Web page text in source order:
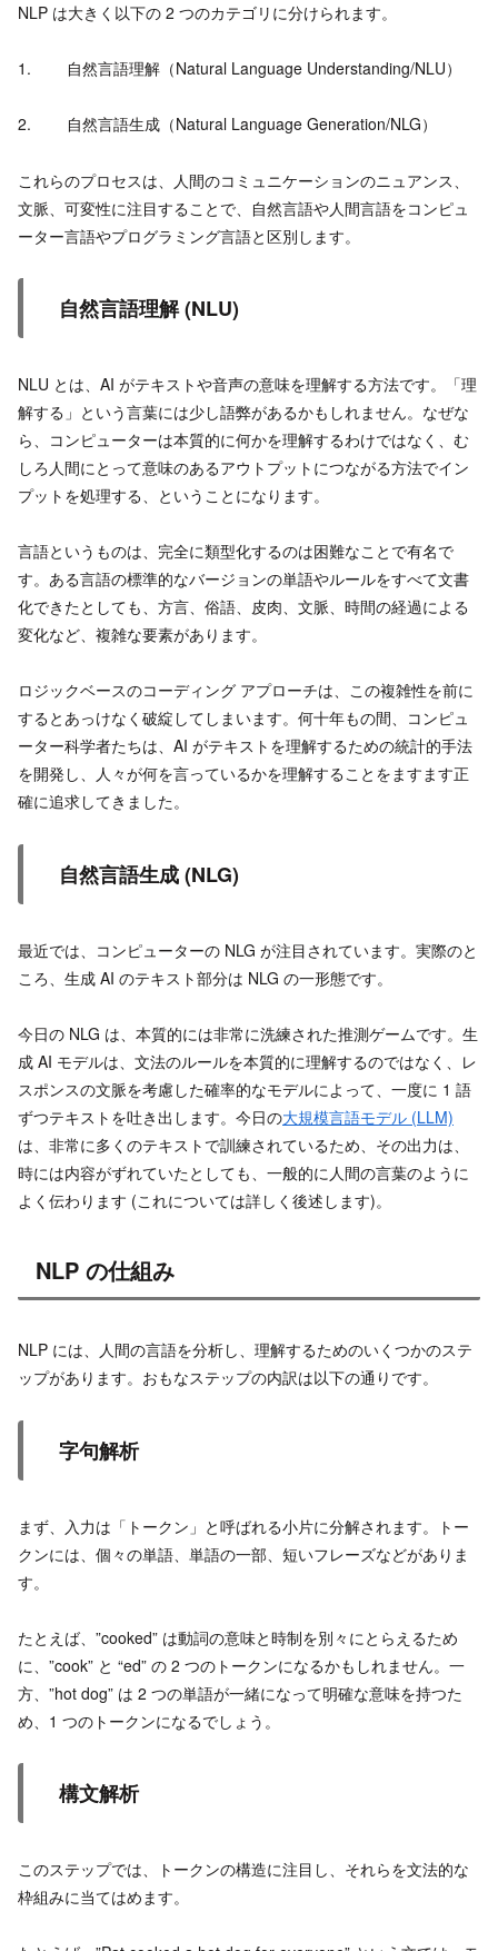
NLP は大きく以下の 2 つのカテゴリに分けられます。
1. 自然言語理解（Natural Language Understanding/NLU）
2. 自然言語生成（Natural Language Generation/NLG）
これらのプロセスは、人間のコミュニケーションのニュアンス、
文脈、可変性に注目することで、自然言語や人間言語をコンピュ
ーター言語やプログラミング言語と区別します。
自然言語理解 (NLU)
NLU とは、AI がテキストや音声の意味を理解する方法です。「理
解する」という言葉には少し語弊があるかもしれません。なぜな
ら、コンピューターは本質的に何かを理解するわけではなく、む
しろ人間にとって意味のあるアウトプットにつながる方法でイン
プットを処理する、ということになります。
言語というものは、完全に類型化するのは困難なことで有名で
す。ある言語の標準的なバージョンの単語やルールをすべて文書
化できたとしても、方言、俗語、皮肉、文脈、時間の経過による
変化など、複雑な要素があります。
ロジックベースのコーディング アプローチは、この複雑性を前に
するとあっけなく破綻してしまいます。何十年もの間、コンピュ
ーター科学者たちは、AI がテキストを理解するための統計的手法
を開発し、人々が何を言っているかを理解することをますます正
確に追求してきました。
自然言語生成 (NLG)
最近では、コンピューターの NLG が注目されています。実際のと
ころ、生成 AI のテキスト部分は NLG の一形態です。
今日の NLG は、本質的には非常に洗練された推測ゲームです。生
成 AI モデルは、文法のルールを本質的に理解するのではなく、レ
スポンスの文脈を考慮した確率的なモデルによって、一度に 1 語
ずつテキストを吐き出します。今日の大規模言語モデル (LLM)
は、非常に多くのテキストで訓練されているため、その出力は、
時には内容がずれていたとしても、一般的に人間の言葉のように
よく伝わります (これについては詳しく後述します)。
NLP の仕組み
NLP には、人間の言語を分析し、理解するためのいくつかのステ
ップがあります。おもなステップの内訳は以下の通りです。
字句解析
まず、入力は「トークン」と呼ばれる小片に分解されます。トー
クンには、個々の単語、単語の一部、短いフレーズなどがありま
す。
たとえば、”cooked” は動詞の意味と時制を別々にとらえるため
に、”cook” と “ed” の 2 つのトークンになるかもしれません。一
方、”hot dog” は 2 つの単語が一緒になって明確な意味を持つた
め、1 つのトークンになるでしょう。
構文解析
このステップでは、トークンの構造に注目し、それらを文法的な
枠組みに当てはめます。